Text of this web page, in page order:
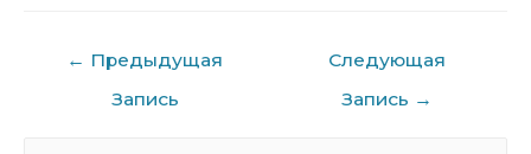
← Предыдущая
Запись
Следующая
Запись →